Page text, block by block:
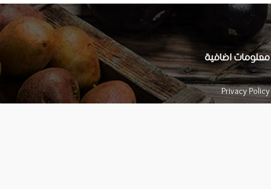
معلومات اضافية
Privacy Policy